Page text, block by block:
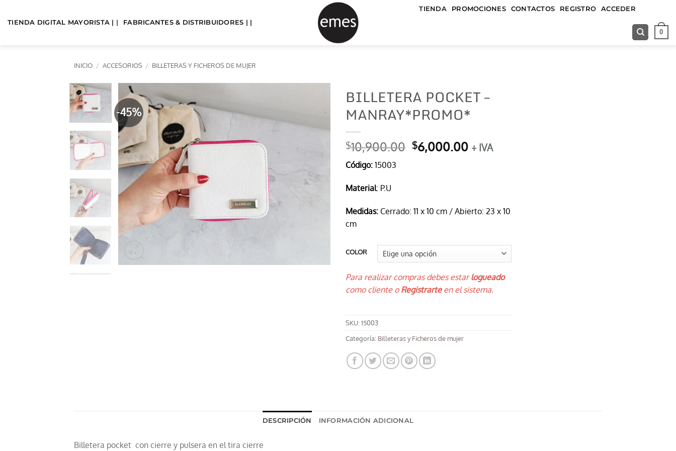
TIENDA DIGITAL MAYORISTA | | FABRICANTES & DISTRIBUIDORES | |
TIENDA PROMOCIONES CONTACTOS REGISTRO ACCEDER
0
INICIO / ACCESORIOS / BILLETERAS Y FICHEROS DE MUJER
-45%
BILLETERA POCKET –
MANRAY*PROMO*
$10,900.00 El
precio
$6,000.00El+ IVA
Código: 15003
Material: P.U
Medidas: Cerrado: 11 x 10 cm / Abierto: 23 x 10
cm
COLOR
Para realizar compras debes estarlogueado
como cliente oRegistrarteen el sistema.
SKU:15003
Categoría: Billeteras y Ficheros de mujer
DESCRIPCIÓN INFORMACIÓN ADICIONAL
Billetera pocket con cierre y pulsera en el tira cierre